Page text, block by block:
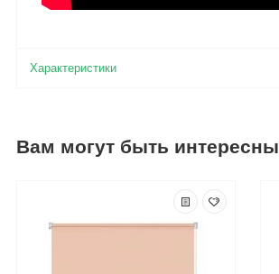
Вам могут быть интересны